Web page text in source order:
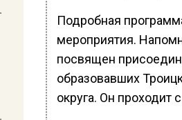
Подробная
мероприятия.
посвящен
образовавших
округа. Он проходит